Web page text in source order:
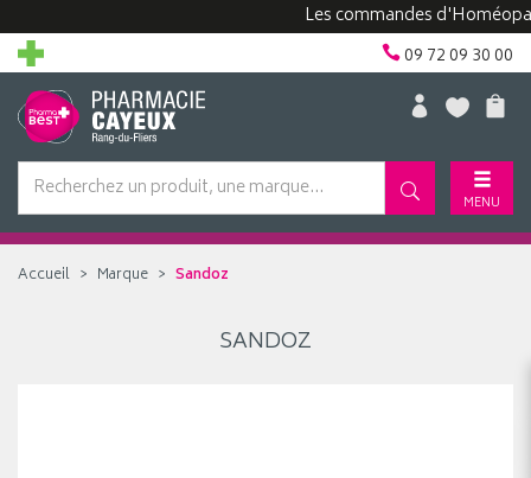
Les commandes
09 72 09 30 00
MENU
Accueil Marque Sandoz
SANDOZ